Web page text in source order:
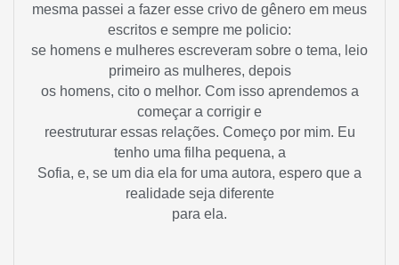
mesma passei a fazer esse crivo de gênero em meus
escritos e sempre me policio:
se homens e mulheres escreveram sobre o tema, leio
primeiro as mulheres, depois
os homens, cito o melhor. Com isso aprendemos a
começar a corrigir e
reestruturar essas relações. Começo por mim. Eu
tenho uma filha pequena, a
Sofia, e, se um dia ela for uma autora, espero que a
realidade seja diferente
para ela.